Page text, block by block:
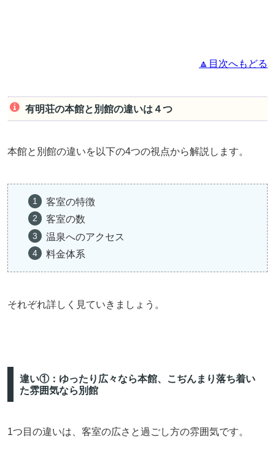
🔼目次へもどる
有明荘の本館と別館の違いは４つ
本館と別館の違いを以下の4つの視点から解説します。
客室の特徴
客室の数
温泉へのアクセス
料金体系
それぞれ詳しく見ていきましょう。
違い①：ゆったり広々なら本館、こぢんまり落ち着い
た雰囲気なら別館
1つ目の違いは、客室の広さと過ごし方の雰囲気です。